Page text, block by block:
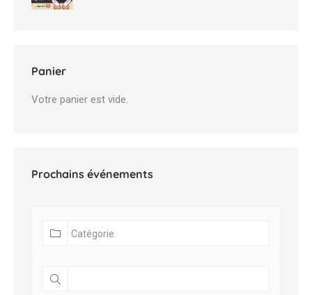
Panier
Votre panier est vide.
Prochains événements